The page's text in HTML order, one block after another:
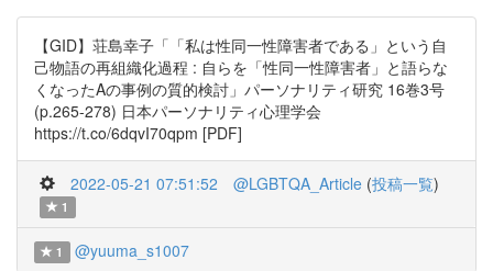
【GID】荘島幸子「「私は性同一性障害者である」という自
己物語の再組織化過程 : 自らを「性同一性障害者」と語らな
くなったAの事例の質的検討」パーソナリティ研究 16巻3号
(p.265-278) 日本パーソナリティ心理学会
https://t.co/6dqvI70qpm [PDF]
2022-05-21 07:51:52 @LGBTQA_Article (投稿一覧)
1
1 @yuuma_s1007